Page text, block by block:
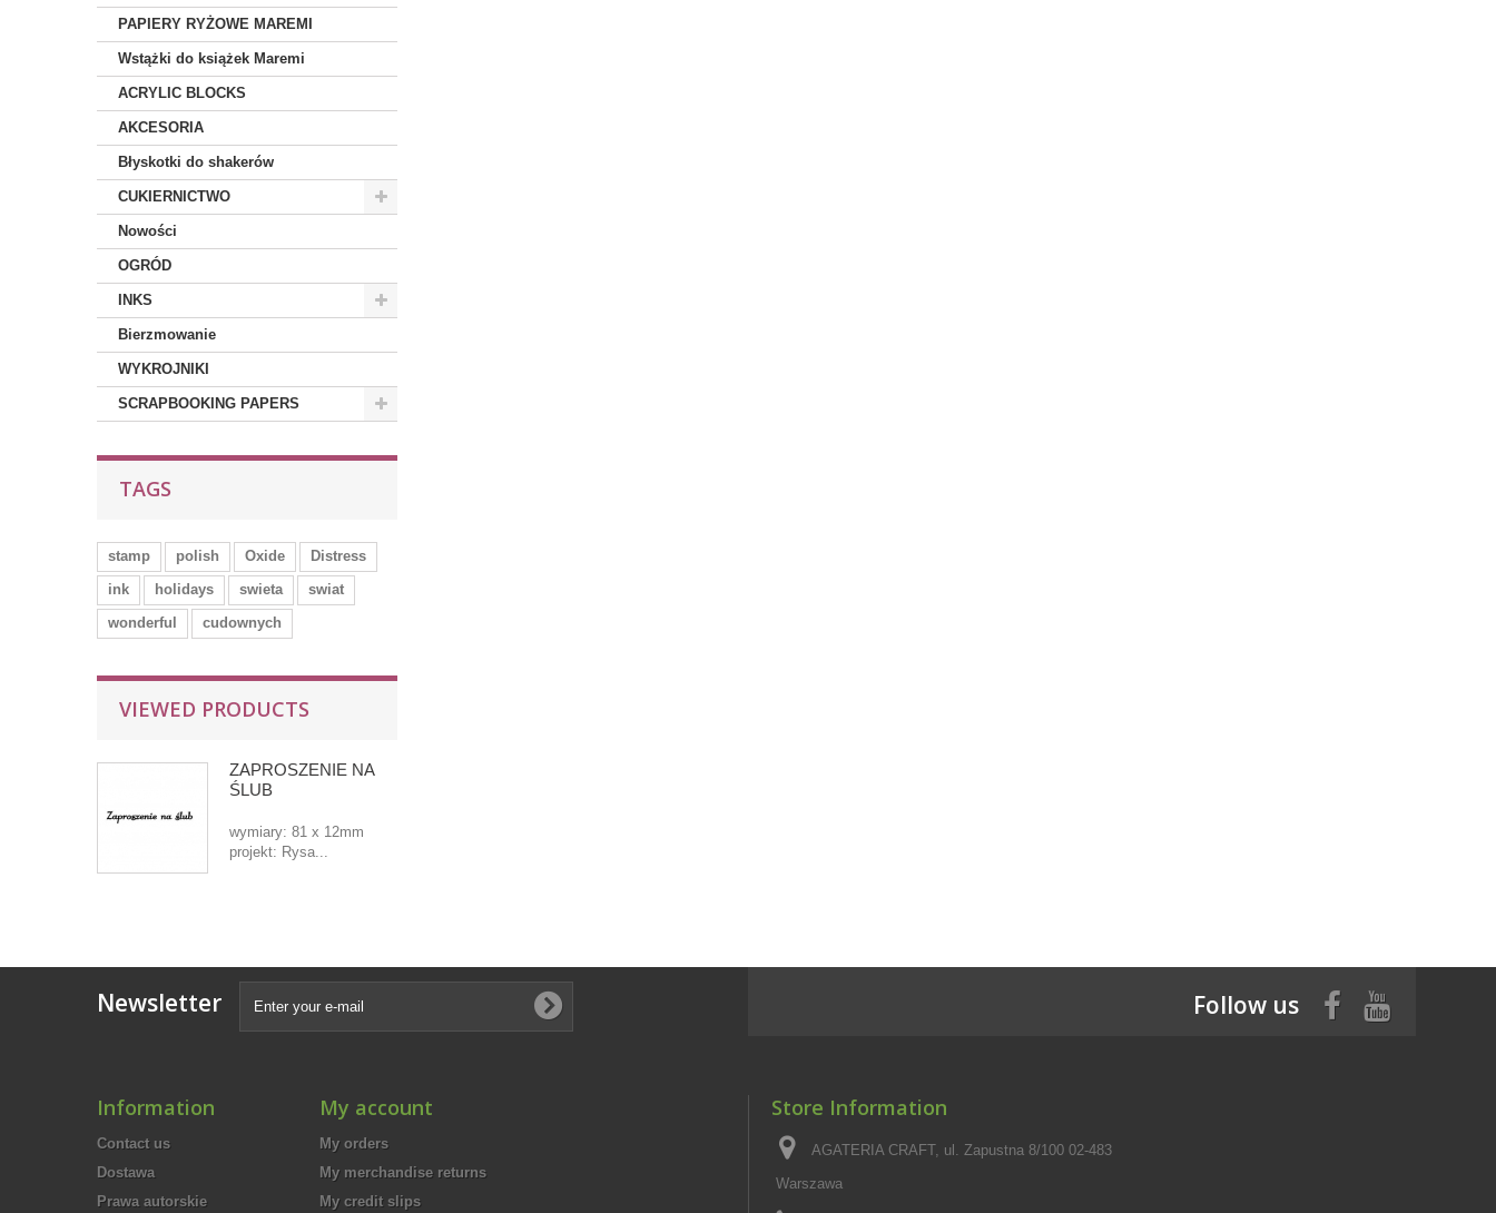
PAPIERY RYŻOWE MAREMI
Wstążki do książek Maremi
ACRYLIC BLOCKS
AKCESORIA
Błyskotki do shakerów
CUKIERNICTWO
Nowości
OGRÓD
INKS
Bierzmowanie
WYKROJNIKI
SCRAPBOOKING PAPERS
TAGS
stamp polish Oxide
Distress
ink
holidays swieta
swiat
wonderful
cudownych
VIEWED PRODUCTS
ZAPROSZENIE NA
ŚLUB
wymiary: 81 x 12mm
projekt: Rysa...
Newsletter Follow us
Information
Contact us
Dostawa
Prawa autorskie
My account
My orders
My merchandise returns
My credit slips
Store Information
AGATERIA CRAFT, ul. Zapustna 8/100 02-483
Warszawa